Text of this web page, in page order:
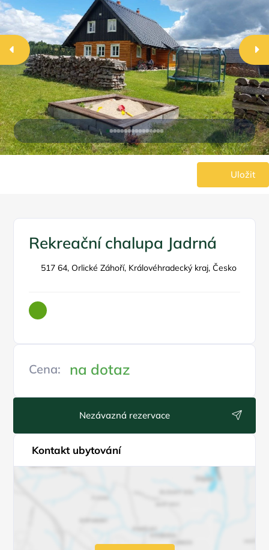
Uložit
Rekreační chalupa Jadrná
517 64, Orlické Záhoří, Královéhradecký kraj, Česko
Cena: na dotaz
Nezávazná rezervace
Kontakt ubytování